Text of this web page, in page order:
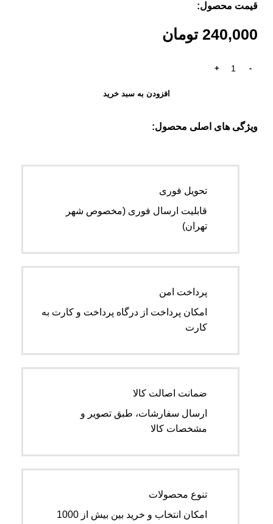
قیمت محصول:
240,000 تومان
افزودن به سبد خرید
ویژگی های اصلی محصول:
تحویل فوری
قابلیت ارسال فوری (مخصوص شهر
تهران)
پرداخت امن
امکان پرداخت از درگاه پرداخت و کارت به
کارت
ضمانت اصالت کالا
ارسال سفارشات، طبق تصویر و
مشخصات کالا
تنوع محصولات
امکان انتخاب و خرید بین بیش از 1000